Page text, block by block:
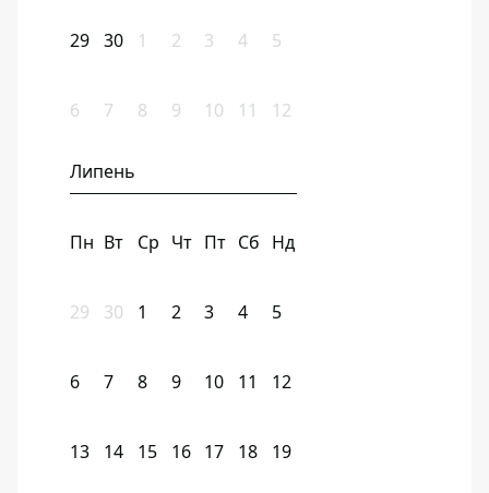
29 30 1 2 3 4 5
6 7 8 9 10 11 12
Липень
Пн Вт Ср Чт Пт Сб Нд
29 30 1 2 3 4 5
6 7 8 9 10 11 12
13 14 15 16 17 18 19